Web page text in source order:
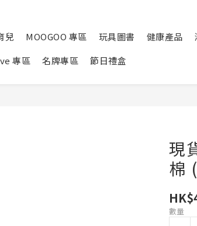
兒 MOOGOO 專區 玩具圖書 健康產品
專區 名牌專區 節日禮盒
現
棉
數量